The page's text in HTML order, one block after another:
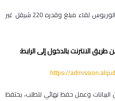
للحصول على رزمة الالتحاق بدرجة البكالوريوس لقاء مبلغ وقدره 220 شيقل غير
الانترنت بالدخول إلى الرابط:
https://
البيانات وعمل حفظ نهائي للطلب، يحتفظ